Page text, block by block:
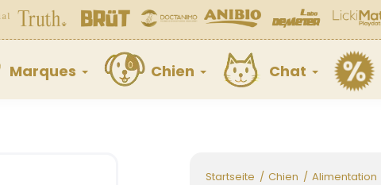
Marques Chien Chat
Startseite Chien Alimentation